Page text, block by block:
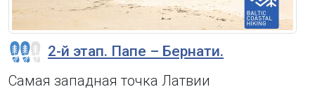
2-й этап. Папе – Бернати.
Самая западная точка Латвии